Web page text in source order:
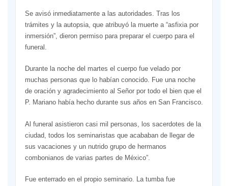
Se avisó inmediatamente a las autoridades. Tras los
trámites y la autopsia, que atribuyó la muerte a “asfixia por
inmersión”, dieron permiso para preparar el cuerpo para el
funeral.
Durante la noche del martes el cuerpo fue velado por
muchas personas que lo habían conocido. Fue una noche
de oración y agradecimiento al Señor por todo el bien que el
P. Mariano había hecho durante sus años en San Francisco.
Al funeral asistieron casi mil personas, los sacerdotes de la
ciudad, todos los seminaristas que acababan de llegar de
sus vacaciones y un nutrido grupo de hermanos
combonianos de varias partes de México”.
Fue enterrado en el propio seminario. La tumba fue